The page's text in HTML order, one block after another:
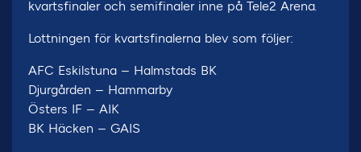
kvartsfinaler och semifinaler inne på Tele2 Arena.
Lottningen för kvartsfinalerna blev som följer:
AFC Eskilstuna – Halmstads BK
Djurgården – Hammarby
Östers IF – AIK
BK Häcken – GAIS